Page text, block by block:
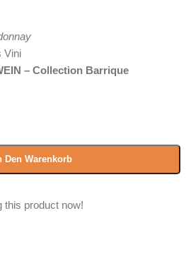
Vini
– Collection Barrique
Den Warenkorb
this product now!